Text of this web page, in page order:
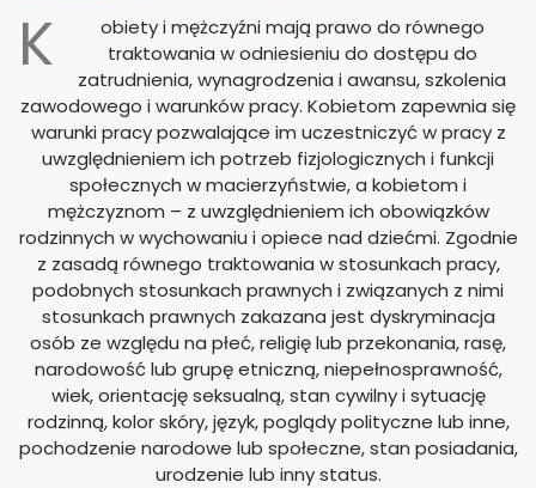
K
obiety i mężczyźni mają prawo do równego
traktowania w odniesieniu do dostępu do
zatrudnienia, wynagrodzenia i awansu, szkolenia
zawodowego i warunków pracy. Kobietom zapewnia się
warunki pracy pozwalające im uczestniczyć w pracy z
uwzględnieniem ich potrzeb fizjologicznych i funkcji
społecznych w macierzyństwie, a kobietom i
mężczyznom – z uwzględnieniem ich obowiązków
rodzinnych w wychowaniu i opiece nad dziećmi. Zgodnie
z zasadą równego traktowania w stosunkach pracy,
podobnych stosunkach prawnych i związanych z nimi
stosunkach prawnych zakazana jest dyskryminacja
osób ze względu na płeć, religię lub przekonania, rasę,
narodowość lub grupę etniczną, niepełnosprawność,
wiek, orientację seksualną, stan cywilny i sytuację
rodzinną, kolor skóry, język, poglądy polityczne lub inne,
pochodzenie narodowe lub społeczne, stan posiadania,
urodzenie lub inny status.